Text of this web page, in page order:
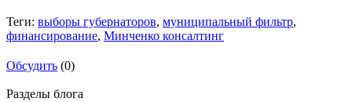
Теги: выборы губернаторов, муниципальный фильтр,
финансирование, Минченко консалтинг
Обсудить (0)
Разделы блога